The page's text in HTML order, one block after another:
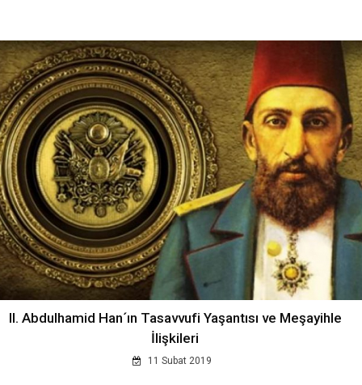
II. Abdulhamid Han´ın Tasavvufi Yaşantısı ve Meşayihle
İlişkileri
11 Subat 2019